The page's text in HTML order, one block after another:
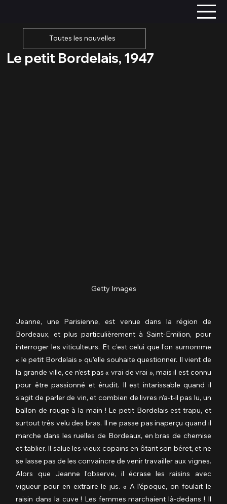
Toutes les nouvelles
Le petit Bordelais, 1947
Getty Images
Jeanne, une Parisienne, est venue dans la région de
Bordeaux, et plus particulièrement à Saint-Emilion, pour
interroger les viticulteurs. Et c’est celui que l’on surnomme
« le petit Bordelais » qu’elle souhaite questionner. Il vient de
la grande ville, ce n’est pas « vrai de vrai », mais il est connu
pour être passionné et érudit. Il est intarissable quand il
s’agit de parler de vin, et combien de livres n’a-t-il pas lu, un
ballon de rouge à la main ! Le petit Bordelais est trapu, et
surtout très velu des bras. Il ne passe pas inaperçu quand il
marche dans les ruelles de Bordeaux, en bras de chemise
et tablier. Il salue les vieux copains en ôtant son béret, et ne
se lasse pas de les convaincre de venir travailler aux vignes.
Alors que Jeanne l’observe, il écrase les raisins avec
vigueur pour en extraire le jus. « A l’époque, on foulait le
raisin dans la cuve ! Les femmes marchaient là-dedans ! Il